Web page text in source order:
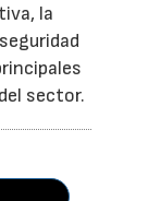
la
sector.